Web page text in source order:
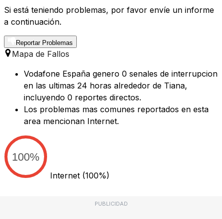
Si está teniendo problemas, por favor envíe un informe
a continuación.
Reportar Problemas
Mapa de Fallos
Vodafone España genero 0 senales de interrupcion
en las ultimas 24 horas alrededor de Tiana,
incluyendo 0 reportes directos.
Los problemas mas comunes reportados en esta
area mencionan Internet.
100%
Internet (100%)
PUBLICIDAD